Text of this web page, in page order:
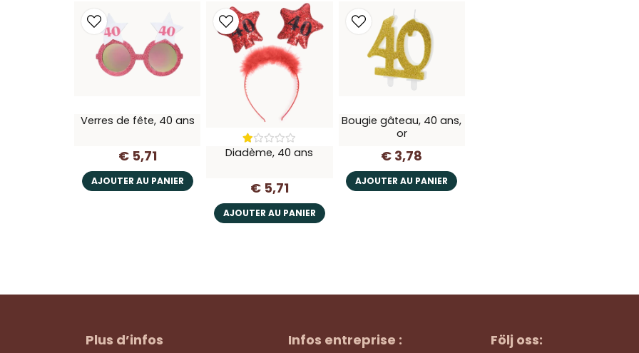
Verres de fête, 40 ans
€ 5,71
AJOUTER AU PANIER
Diadème, 40 ans
€ 5,71
AJOUTER AU PANIER
Bougie gâteau, 40 ans,
or
€ 3,78
AJOUTER AU PANIER
Plus d’infos Infos entreprise : Följ oss: